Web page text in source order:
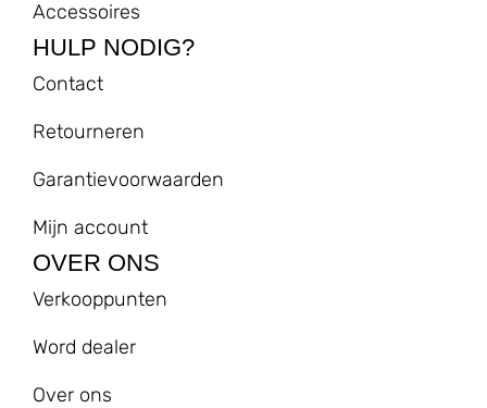
Accessoires
HULP NODIG?
Contact
Retourneren
Garantievoorwaarden
Mijn account
OVER ONS
Verkooppunten
Word dealer
Over ons